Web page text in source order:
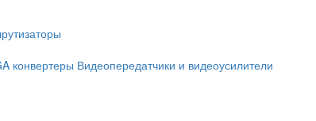
конвертеры Видеопередатчики и видеоусилители